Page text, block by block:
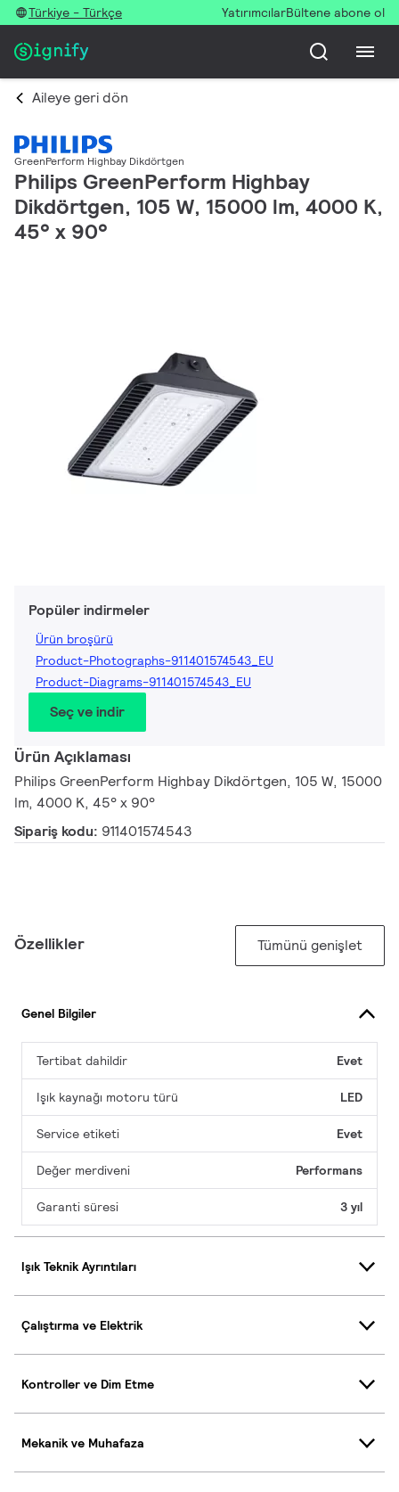
Türkiye - Türkçe YatırımcılarBültene abone ol
Aileye geri dön
GreenPerform Highbay Dikdörtgen
Philips GreenPerform Highbay
Dikdörtgen, 105 W, 15000 lm, 4000 K,
45° x 90°
Popüler indirmeler
Ürün broşürü
Product-Photographs-911401574543_EU
Product-Diagrams-911401574543_EU
Seç ve indir
Ürün Açıklaması
Philips GreenPerform Highbay Dikdörtgen, 105 W, 15000
lm, 4000 K, 45° x 90°
Sipariş kodu: 911401574543
Özellikler Tümünü genişlet
Genel Bilgiler
Tertibat dahildir Evet
Işık kaynağı motoru türü LED
Service etiketi Evet
Değer merdiveni Performans
Garanti süresi 3 yıl
Işık Teknik Ayrıntıları
Çalıştırma ve Elektrik
Kontroller ve Dim Etme
Mekanik ve Muhafaza